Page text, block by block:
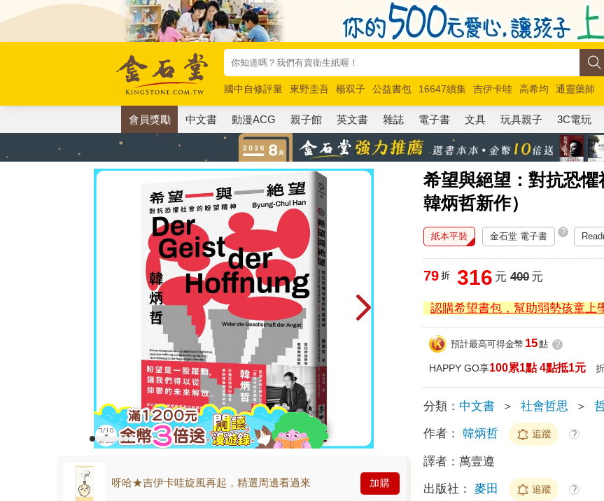
國中自修評量 東野圭吾 楊双子 公益書包 16647續集 吉伊卡哇 高希均
通靈藥師
唯紅花綻放
奧德賽 路邊攤新作 馬斯克 玩具總動員5 超慢跑
會員獎勵 中文書 動漫ACG 親子館 英文書 雜誌 電子書 文具 玩具親子 3C電玩
希望與絕望：對抗恐
韓炳哲新作）
呀哈★吉伊卡哇旋風再起，精選周邊看過來 加購
紙本平裝 金石堂 電子書 ?
79 折 316 元 400元
認購希望書包，幫助弱勢孩童上
預計最高可得金幣 15點 ?
HAPPY GO享100累1點 4點抵1元
分類： 中文書 ＞ 社會哲思 ＞
作者： 韓炳哲 追蹤 ?
譯者：萬壹遵
出版社： 麥田 追蹤 ?